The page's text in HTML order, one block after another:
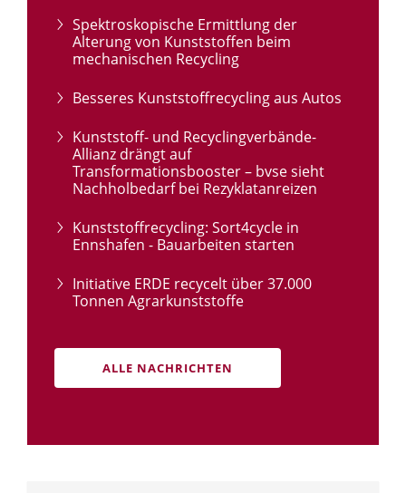
Spektroskopische Ermittlung der
Alterung von Kunststoffen beim
mechanischen Recycling
Besseres Kunststoffrecycling aus Autos
Kunststoff- und Recyclingverbände-
Allianz drängt auf
Transformationsbooster – bvse sieht
Nachholbedarf bei Rezyklatanreizen
Kunststoffrecycling: Sort4cycle in
Ennshafen - Bauarbeiten starten
Initiative ERDE recycelt über 37.000
Tonnen Agrarkunststoffe
ALLE NACHRICHTEN